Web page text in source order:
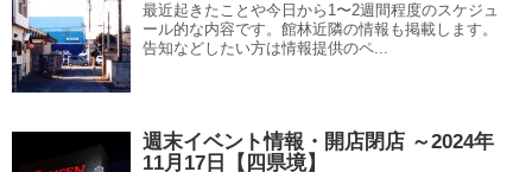
最近起きたことや今日から1〜2週間程度のスケジュ
ール的な内容です。館林近隣の情報も掲載します。
告知などしたい方は情報提供のペ...
週末イベント情報・開店閉店 ～2024年
11月17日【四県境】